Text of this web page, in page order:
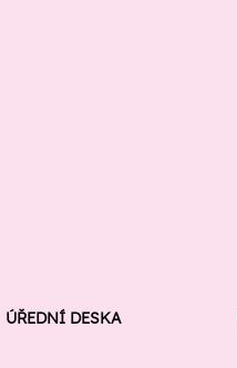
ÚŘEDNÍ DESKA